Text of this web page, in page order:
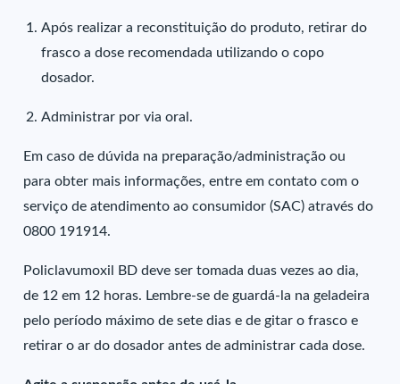
Após realizar a reconstituição do produto, retirar do
frasco a dose recomendada utilizando o copo
dosador.
Administrar por via oral.
Em caso de dúvida na preparação/administração ou
para obter mais informações, entre em contato com o
serviço de atendimento ao consumidor (SAC) através do
0800 191914.
Policlavumoxil BD deve ser tomada duas vezes ao dia,
de 12 em 12 horas. Lembre-se de guardá-la na geladeira
pelo período máximo de sete dias e de gitar o frasco e
retirar o ar do dosador antes de administrar cada dose.